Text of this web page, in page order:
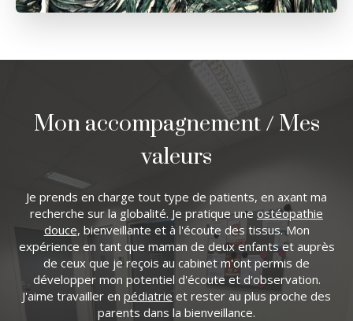
Mon accompagnement / Mes
valeurs
Je prends en charge tout type de patients, en axant ma
recherche sur la globalité. Je pratique une ostéopathie
douce, bienveillante et à l'écoute des tissus. Mon
expérience en tant que maman de deux enfants et auprès
de ceux que je reçois au cabinet m'ont permis de
développer mon potentiel d'écoute et d'observation.
J'aime travailler en pédiatrie et rester au plus proche des
parents dans la bienveillance.